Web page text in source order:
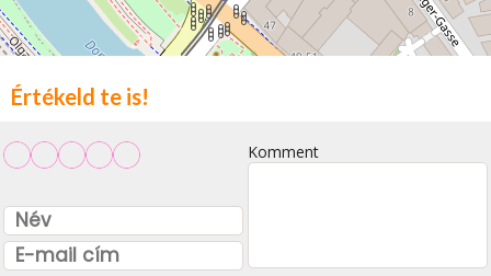
Értékeld te is!
Komment